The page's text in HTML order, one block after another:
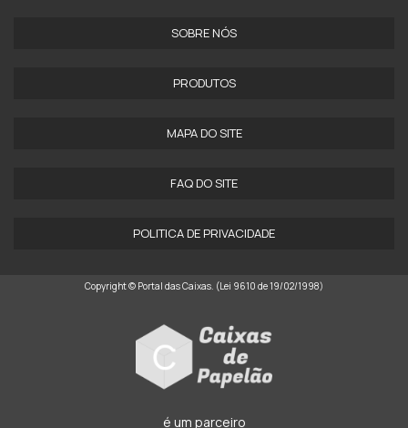
SOBRE NÓS
PRODUTOS
MAPA DO SITE
FAQ DO SITE
POLITICA DE PRIVACIDADE
Copyright © Portal das Caixas. (Lei 9610 de 19/02/1998)
é um parceiro